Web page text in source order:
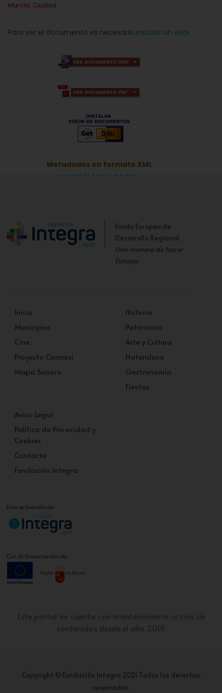
Para ver el documento es necesario instalar un visor
Metadados en formato XML
MARC 21 | ESE | OAI DC
Murcia. Ciudad
Fondo Europeo de
Desarrollo Regional.
Una manera de hacer
Europa.
Inicio
Municipios
Cine
Proyecto Carmesí
Mapa Sonoro
Historia
Patrimonio
Arte y Cultura
Naturaleza
Gastronomía
Fiestas
Aviso Legal
Política de Privacidad y
Cookies
Contacto
Fundación Integra
Una actuación de:
Con la financiación de:
Copyright © Fundación Integra 2021 Todos los derechos
reservados.